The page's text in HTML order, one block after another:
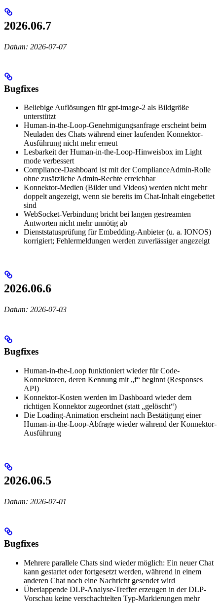
2026.06.7
Datum: 2026-07-07
Bugfixes
Beliebige Auflösungen für gpt-image-2 als Bildgröße
unterstützt
Human-in-the-Loop-Genehmigungsanfrage erscheint beim
Neuladen des Chats während einer laufenden Konnektor-
Ausführung nicht mehr erneut
Lesbarkeit der Human-in-the-Loop-Hinweisbox im Light
mode verbessert
Compliance-Dashboard ist mit der ComplianceAdmin-Rolle
ohne zusätzliche Admin-Rechte erreichbar
Konnektor-Medien (Bilder und Videos) werden nicht mehr
doppelt angezeigt, wenn sie bereits im Chat-Inhalt eingebettet
sind
WebSocket-Verbindung bricht bei langen gestreamten
Antworten nicht mehr unnötig ab
Dienststatusprüfung für Embedding-Anbieter (u. a. IONOS)
korrigiert; Fehlermeldungen werden zuverlässiger angezeigt
2026.06.6
Datum: 2026-07-03
Bugfixes
Human-in-the-Loop funktioniert wieder für Code-
Konnektoren, deren Kennung mit „f“ beginnt (Responses
API)
Konnektor-Kosten werden im Dashboard wieder dem
richtigen Konnektor zugeordnet (statt „gelöscht“)
Die Loading-Animation erscheint nach Bestätigung einer
Human-in-the-Loop-Abfrage wieder während der Konnektor-
Ausführung
2026.06.5
Datum: 2026-07-01
Bugfixes
Mehrere parallele Chats sind wieder möglich: Ein neuer Chat
kann gestartet oder fortgesetzt werden, während in einem
anderen Chat noch eine Nachricht gesendet wird
Überlappende DLP-Analyse-Treffer erzeugen in der DLP-
Vorschau keine verschachtelten Typ-Markierungen mehr